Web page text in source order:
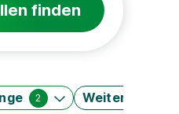
finden
2 Weitere Filter